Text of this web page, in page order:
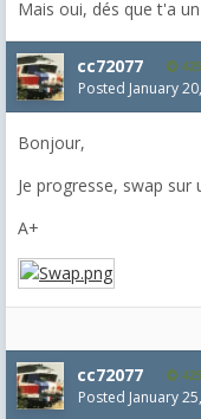
Mais oui, dés que t'a
cc72077 425
Posted January
Bonjour,
Je progresse, swap sur
A+
cc72077 425
Posted January